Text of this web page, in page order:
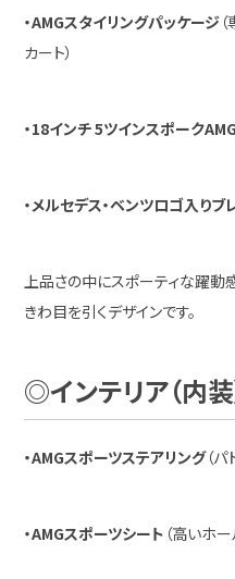
・AMGスタイリングパッケージ
カート）
・18インチ 5ツインスポーク
・メルセデス・ベンツロゴ入り
上品さの中にスポーティな躍動
きわ目を引くデザインです。
◎インテリア（内装
・AMGスポーツステアリング（パ
・AMGスポーツシート （高いホ